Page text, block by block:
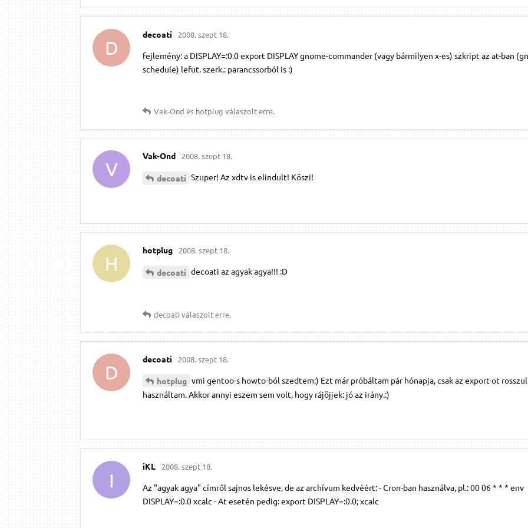
D
decoati 2008. szept 18.
fejlemény: a DISPLAY=:0.0 export DISPLAY gnome-commander (vagy bármilyen x-es) szkript az at-ban
schedule) lefut. szerk.: parancssorból is :)
Vak-Ond és hotplug válaszolt erre.
V
Vak-Ond 2008. szept 18.
decoati Szuper! Az xdtv is elindult! Köszi!
H
hotplug 2008. szept 18.
decoati decoati az agyak agya!!! :D
decoativálaszolt erre.
D
decoati 2008. szept 18.
hotplug vmi gentoo-s howto-ból szedtem:) Ezt már próbáltam pár hónapja, csak az export-ot rosszul
használtam. Akkor annyi eszem sem volt, hogy rájöjjek: jó az irány.:)
I
iKL 2008. szept 18.
Az "agyak agya" címről sajnos lekésve, de az archívum kedvéért: - Cron-ban használva, pl.: 00 06 * * * env
DISPLAY=:0.0 xcalc - At esetén pedig: export DISPLAY=:0.0; xcalc